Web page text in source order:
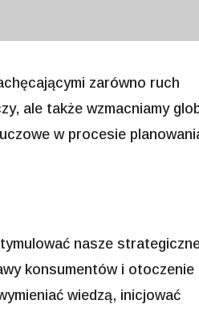
zarówno ruch
ale także wzmacniamy
w procesie
nasze
konsumentów i otoczenie
wiedzą, inicjować